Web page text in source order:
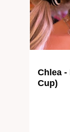
Chlea -
Cup)